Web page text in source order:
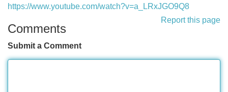
https://www.youtube.com/watch?v=a_LRxJGO9Q8
Report this page
Comments
Submit a Comment